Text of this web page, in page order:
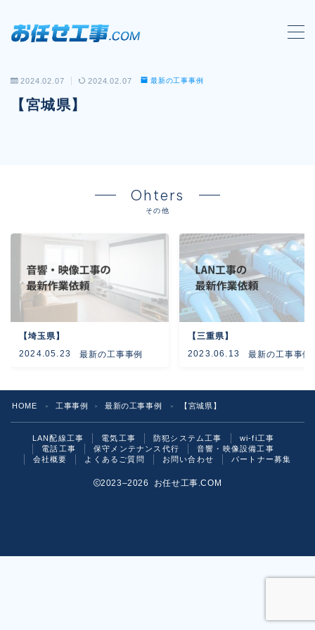
MENU
会社概要
電話工事
音響・映像設備工事
保守メンテナンス代行
よくあるご質問
2024.02.07 2024.02.07 最新の工事事例
【宮城県】
Ohters
その他
【埼玉県】
2024.05.23 最新の工事事例
【三重県】
2023.06.13 最新の工事事例
HOME ＞ 工事事例 ＞ 最新の工事事例 ＞ 【宮城県】
LAN配線工事 電気工事 防犯システム工事
wi-fi工事
電話工事
保守メンテナンス代行
音響・映像設備工事
会社概要
よくあるご質問 お問い合わせ パートナー募集
2023–2026 お任せ工事.COM